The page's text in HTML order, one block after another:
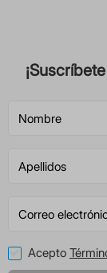
Acepto